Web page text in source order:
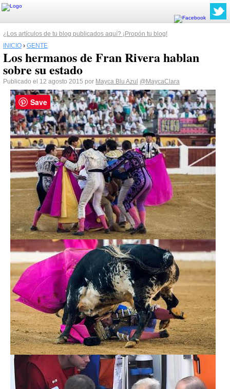
¿Los artículos de tu blog publicados aquí? ¡Propón tu blog!
INICIO › GENTE
Los hermanos de Fran Rivera hablan
sobre su estado
Publicado el 12 agosto 2015 por Mayca Blu Azul @MaycaClara
Save